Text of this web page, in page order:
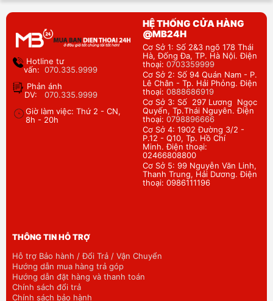
Hotline tư
vấn: 070.335.9999
Phản ánh
DV: 070.335.9999
Giờ làm việc: Thứ 2 - CN,
8h - 20h
HỆ THỐNG CỬA HÀNG
@MB24H
Cơ Sở 1: Số 2&3 ngõ 178 Thái
Hà, Đống Đa, TP. Hà Nội. Điện
thoại: 0703359999
Cơ Sở 2: Số 94 Quán Nam - P.
Lê Chân - Tp. Hải Phỏng. Điện
thoại: 0888686919
Cơ Sở 3: Số 297 Lương Ngọc
Quyến, Tp.Thái Nguyên. Điện
thoại: 0798896666
Cơ Sở 4: 1902 Đường 3/2 -
P.12 - Q10, Tp. Hồ Chí
Minh. Điện thoại:
02466808800
Cơ Sở 5: 99 Nguyễn Văn Linh,
Thanh Trung, Hải Dương. Điện
thoại: 0986111196
THÔNG TIN HỖ TRỢ
Hỗ trợ Bảo hành / Đổi Trả / Vận Chuyển
Hướng dẫn mua hàng trả góp
Hướng dẫn đặt hàng và thanh toán
Chính sách đổi trả
Chính sách bảo hành